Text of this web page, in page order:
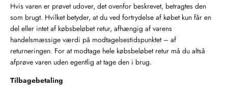
Hvis varen er prøvet udover, det ovenfor beskrevet, betragtes den
som brugt. Hvilket betyder, at du ved fortrydelse af købet kun får en
del eller intet af købsbeløbet retur, afhængig af varens
handelsmæssige værdi på modtagelsestidspunktet – af
returneringen. For at modtage hele købsbeløbet retur må du altså
afprøve varen uden egentlig at tage den i brug.
Tilbagebetaling